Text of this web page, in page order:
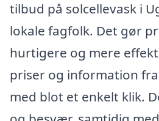
tilbud på solcellevask i
lokale fagfolk. Det gør
hurtigere og mere
priser og information
med blot et enkelt klik.